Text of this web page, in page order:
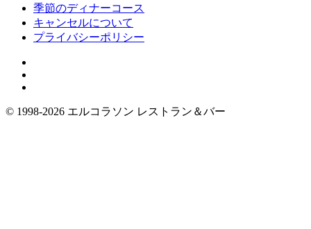
季節のディナーコース
キャンセルについて
プライバシーポリシー
©︎ 1998-2026 エルコラソン レストラン＆バー